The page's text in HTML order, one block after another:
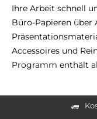
Ihre Arbeit schnell
Büro-Papieren über
Accessoires und
Programm enthält